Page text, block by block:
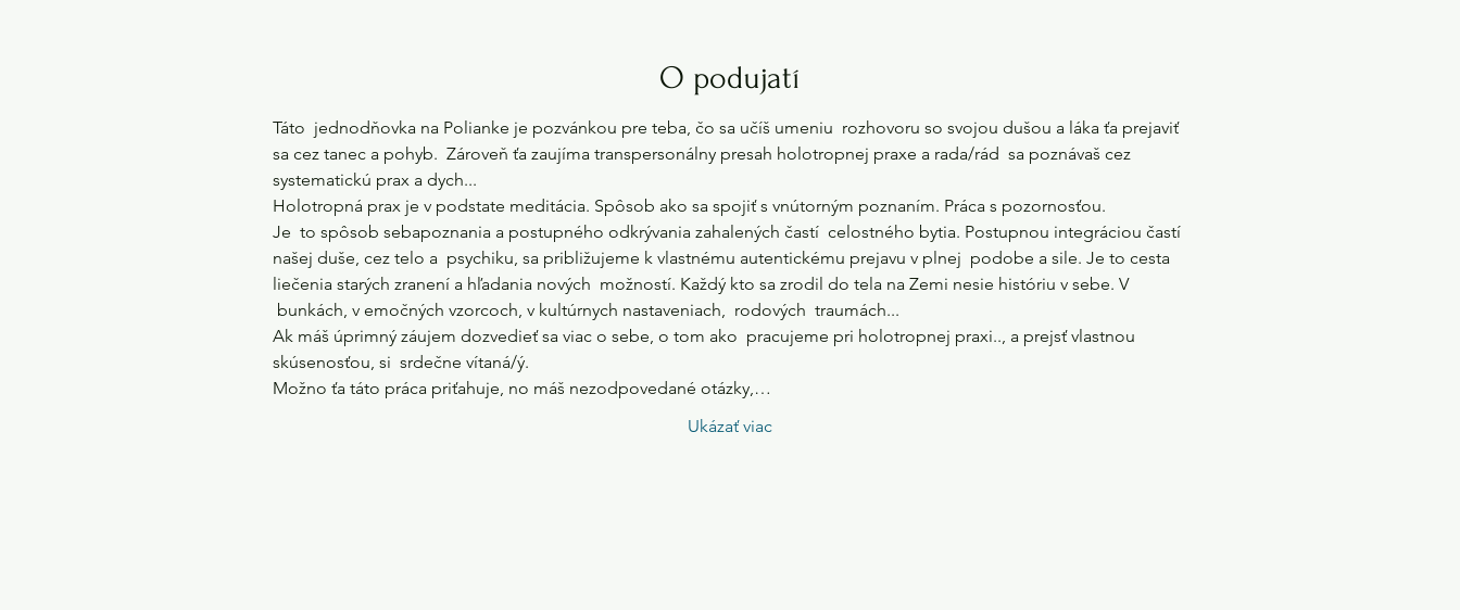
O podujatí
Táto  jednodňovka na Polianke je pozvánkou pre teba, čo sa učíš umeniu  rozhovoru so svojou dušou a láka ťa prejaviť
sa cez tanec a pohyb.  Zároveň ťa zaujíma transpersonálny presah holotropnej praxe a rada/rád  sa poznávaš cez
systematickú prax a dych...
Holotropná prax je v podstate meditácia. Spôsob ako sa spojiť s vnútorným poznaním. Práca s pozornosťou.
Je  to spôsob sebapoznania a postupného odkrývania zahalených častí  celostného bytia. Postupnou integráciou častí
našej duše, cez telo a  psychiku, sa približujeme k vlastnému autentickému prejavu v plnej  podobe a sile. Je to cesta
liečenia starých zranení a hľadania nových  možností. Každý kto sa zrodil do tela na Zemi nesie históriu v sebe. V
bunkách, v emočných vzorcoch, v kultúrnych nastaveniach,  rodových  traumách...
Ak máš úprimný záujem dozvedieť sa viac o sebe, o tom ako  pracujeme pri holotropnej praxi.., a prejsť vlastnou
skúsenosťou, si  srdečne vítaná/ý.
Možno ťa táto práca priťahuje, no máš nezodpovedané otázky,…
Ukázať viac